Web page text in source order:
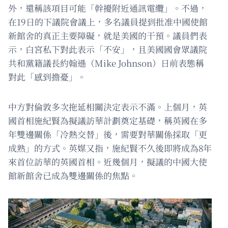
外，還稱該項目可能「幹擾附近通訊電纜」。不過，
在19日的下議院會議上，多名議員提到批准中國使館
新館舍的真正主要障礙，就是美國的干預。議員們表
示，白宮私下對此表示「不安」，且美國國會眾議院
共和黨籍議長約翰遜（Mike Johnson）日前表態稱
對此「感到擔憂」。
中方對倫敦多次拖延相關決定表示不滿。上個月，英
國首相施紀賢為擬議訪華計劃奠定基礎，稱英國在多
年雙邊關係「冷熱交替」後，需要對華關係採取「更
成熟」的方式。英媒又指，施紀賢不久後即將成為8年
來首位訪華的英國首相。近幾個月，擬議的中國大使
館新館舍已成為雙邊關係的焦點。